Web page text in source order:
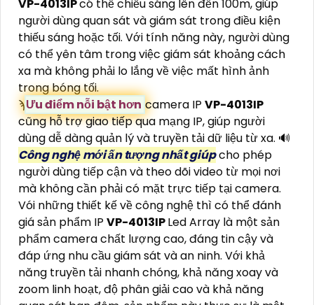
VP-4013IPcó thể chiếu sáng lên đến 100m, giúp
người dùng quan sát và giám sát trong điều kiện
thiếu sáng hoặc tối. Với tính năng này, người dùng
có thể yên tâm trong việc giám sát khoảng cách
xa mà không phải lo lắng về việc mất hình ảnh
trong bóng tối.
ϡƯu điểm nỗi bật hơn camera IP VP-4013IP
cũng hỗ trợ giao tiếp qua mạng IP, giúp người
dùng dễ dàng quản lý và truyền tải dữ liệu từ xa. 🔊
Công nghệ mới ấn tượng nhất giúpcho phép
người dùng tiếp cận và theo dõi video từ mọi nơi
mà không cần phải có mặt trực tiếp tại camera.
Vói những thiết kế về công nghệ thì có thể đánh
giá sản phẩm IP VP-4013IPLed Array là một sản
phẩm camera chất lượng cao, đáng tin cậy và
đáp ứng nhu cầu giám sát và an ninh. Với khả
năng truyền tải nhanh chóng, khả năng xoay và
zoom linh hoạt, độ phân giải cao và khả năng